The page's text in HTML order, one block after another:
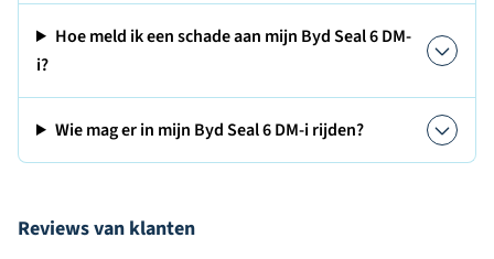
Hoe meld ik een schade aan mijn Byd Seal 6 DM-
i?
Wie mag er in mijn Byd Seal 6 DM-i rijden?
Reviews van klanten